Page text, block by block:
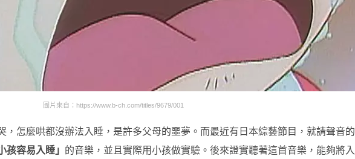
圖片來自：https://www.b-ch.com/titles/9679/001
，怎麼哄都沒辦法入睡，是許多父母的噩夢。而最近有日本綜藝節目，就請聲音的
孩容易入睡」 的音樂，並且實際用小孩做實驗。後來證實聽著這首音樂，能夠將入